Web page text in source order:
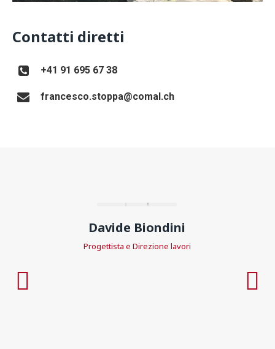
Contatti diretti
+41 91 695 67 38
francesco.stoppa@comal.ch
Davide Biondini
Progettista e Direzione lavori